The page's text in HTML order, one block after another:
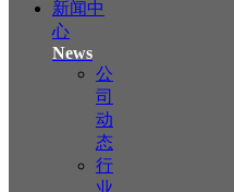
新闻中
心
News
公
司
动
态
行
业